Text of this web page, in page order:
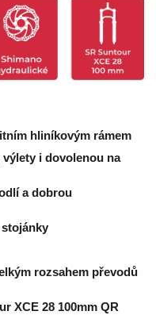
hliníkovým rámem
i dovolenou na
a dobrou
rozsahem převodů
XCE 28 100mm QR